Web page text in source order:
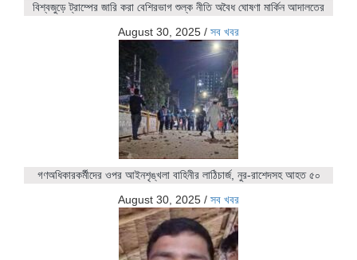
বিশ্বজুড়ে ট্রাম্পের জারি করা বেশিরভাগ শুল্ক নীতি অবৈধ ঘোষণা মার্কিন আদালতের
August 30, 2025 / সব খবর
গণঅধিকারকর্মীদের ওপর আইনশৃঙ্খলা বাহিনীর লাঠিচার্জ, নুর-রাশেদসহ আহত ৫০
August 30, 2025 / সব খবর